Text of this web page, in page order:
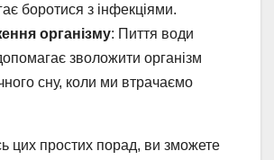
боротися з інфекціями.
організму: Пиття води
зволожити організм
сну, коли ми втрачаємо
цих простих порад, ви зможете